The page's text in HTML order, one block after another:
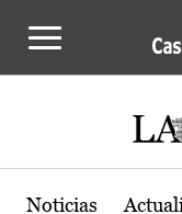
Actualidad
Noticias